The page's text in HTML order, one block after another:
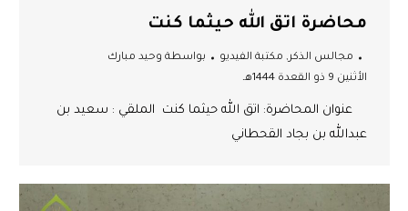
محاضرة اتق الله حيثما كنت
مجالس الذكر, مكتبة الفيديو بواسطة وحيد مبارك
الأثنين 9 ذو القعدة 1444هـ
عنوان المحاضرة: اتق الله حيثما كنت الملقي : سعيد بن
عبدالله بن بجاد القحطاني